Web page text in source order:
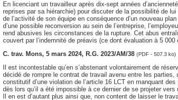
En licenciant un travailleur après dix-sept années
reprises par sa hiérarchie) pour discuter de la possibilité de
de l’activité de son équipe en conséquence d’un nouveau
d’une possible reconversion au sein de l’entreprise,
rend abusives les circonstances de la rupture. Cet abus
couvert par l’indemnité de préavis (ce dont évaluation à 5 000
C. trav. Mons, 5 mars 2024, R.G. 2023/AM/38 (PDF - 507.3 ko)
Il est incontestable qu’en s’abstenant volontairement de
décidé de rompre le contrat de travail avenu entre les
constitutif d’une violation de l’article 16 LCT en manquant
dès lors qu’il a été impossible à ce dernier de se projeter vers
Il en est d’autant plus ainsi que, non content de laisser le